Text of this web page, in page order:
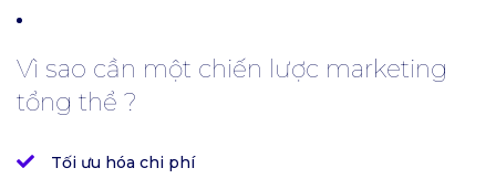
Vì sao cần một chiến lược marketing
tổng thể ?
Tối ưu hóa chi phí